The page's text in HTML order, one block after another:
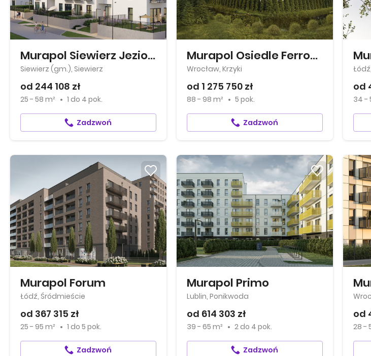
Murapol Siewierz Jeziorna
Siewierz (gm.), Siewierz
od 244 108 zł
25 - 58 m² 1 do 4 pok.
Zadzwoń
Murapol Osiedle Ferrovia
Wrocław, Krzyki
od 1 275 750 zł
88 - 98 m² 5 pok.
Zadzwoń
od
34 -
Murapol Forum
Łódź, Śródmieście
od 367 315 zł
25 - 95 m² 1 do 5 pok.
Zadzwoń
Murapol Primo
Lublin, Ponikwoda
od 614 303 zł
39 - 65 m² 2do 4 pok.
Zadzwoń
od
28 -